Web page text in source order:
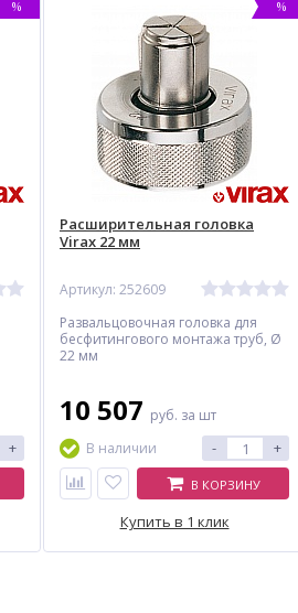
%
+
%
Раcширительная головка
Virax 22 мм
Артикул: 252609
Развальцовочная головка для
бесфитингового монтажа труб, Ø
22 мм
10 507 руб. за шт
В наличии
- +
В КОРЗИНУ
Купить в 1 клик